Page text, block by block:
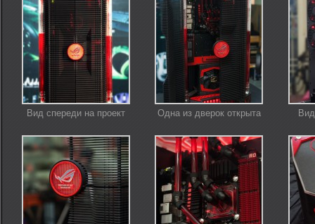
Вид спереди на проект Одна из дверок открыта